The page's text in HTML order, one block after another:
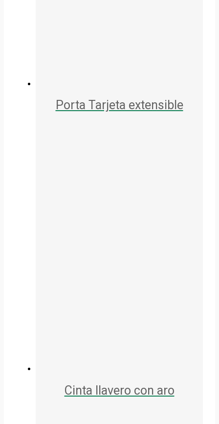
Porta Tarjeta extensible
Cinta llavero con aro